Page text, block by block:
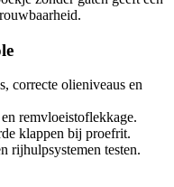
correcte olieniveaus en
remvloeistoflekkage.
klappen bij proefrit.
rijhulpsystemen testen.